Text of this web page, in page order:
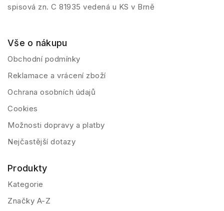
spisová zn. C 81935 vedená u KS v Brně
Vše o nákupu
Obchodní podmínky
Reklamace a vrácení zboží
Ochrana osobních údajů
Cookies
Možnosti dopravy a platby
Nejčastější dotazy
Produkty
Kategorie
Značky A-Z